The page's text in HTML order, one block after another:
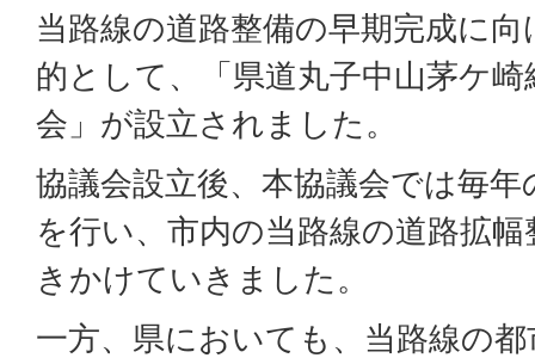
当路線の道路整備の早期完成に
的として、「県道丸子中山茅ケ
会」が設立されました。
協議会設立後、本協議会では毎
を行い、市内の当路線の道路拡
きかけていきました。
一方、県においても、当路線の